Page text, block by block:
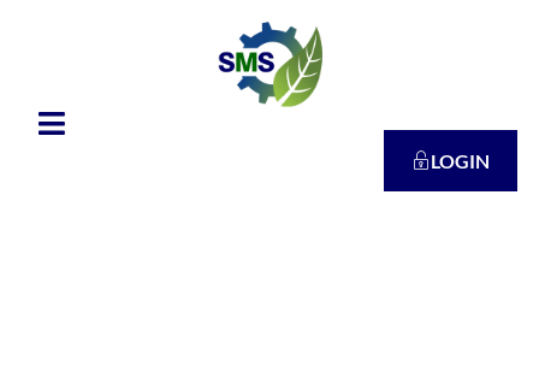
LOGIN